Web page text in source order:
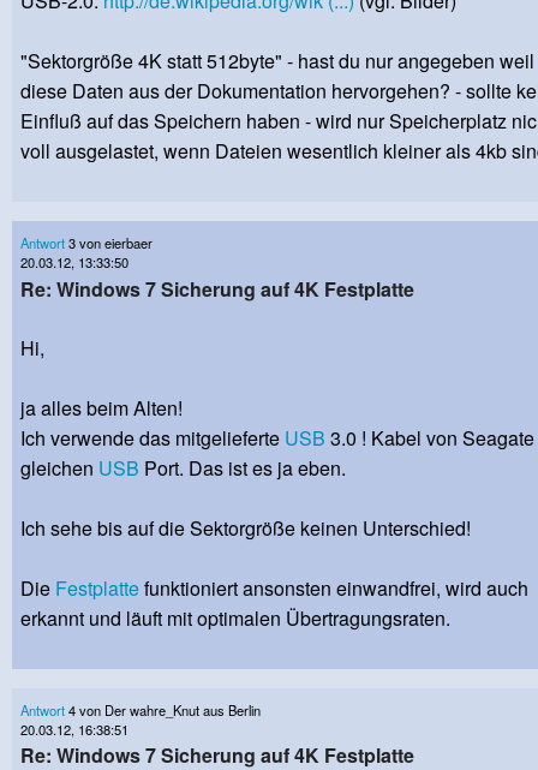
"Sektorgröße 4K statt 512byte" - hast du nur angegeben weil
diese Daten aus der Dokumentation hervorgehen? - sollte
Einfluß auf das Speichern haben - wird nur Speicherplatz
voll ausgelastet, wenn Dateien wesentlich kleiner als 4kb
Antwort3 von eierbaer
20.03.12, 13:33:50
Re: Windows 7 Sicherung auf 4K Festplatte
Hi,
ja alles beim Alten!
Ich verwende das mitgelieferte USB 3.0 ! Kabel von
gleichen USB Port. Das ist es ja eben.
Ich sehe bis auf die Sektorgröße keinen Unterschied!
Die Festplattefunktioniert ansonsten einwandfrei, wird auch
erkannt und läuft mit optimalen Übertragungsraten.
Antwort4 von Der wahre_Knut aus Berlin
20.03.12, 16:38:51
Re: Windows 7 Sicherung auf 4K Festplatte